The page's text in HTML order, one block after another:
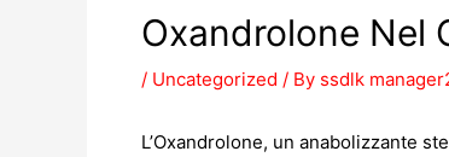
Oxandrolone Nel
/ Uncategorized / By ssdlk
L’Oxandrolone, un anabolizzante